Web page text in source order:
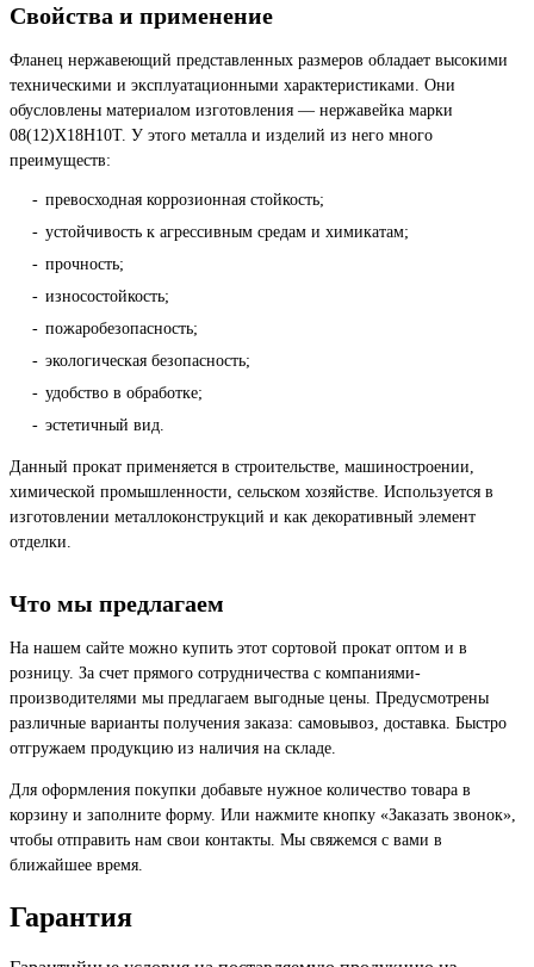
Свойства и применение
Фланец нержавеющий представленных размеров обладает высокими
техническими и эксплуатационными характеристиками. Они
обусловлены материалом изготовления — нержавейка марки
08(12)Х18Н10Т. У этого металла и изделий из него много
преимуществ:
превосходная коррозионная стойкость;
устойчивость к агрессивным средам и химикатам;
прочность;
износостойкость;
пожаробезопасность;
экологическая безопасность;
удобство в обработке;
эстетичный вид.
Данный прокат применяется в строительстве, машиностроении,
химической промышленности, сельском хозяйстве. Используется в
изготовлении металлоконструкций и как декоративный элемент
отделки.
Что мы предлагаем
На нашем сайте можно купить этот сортовой прокат оптом и в
розницу. За счет прямого сотрудничества с компаниями-
производителями мы предлагаем выгодные цены. Предусмотрены
различные варианты получения заказа: самовывоз, доставка. Быстро
отгружаем продукцию из наличия на складе.
Для оформления покупки добавьте нужное количество товара в
корзину и заполните форму. Или нажмите кнопку «Заказать звонок»,
чтобы отправить нам свои контакты. Мы свяжемся с вами в
ближайшее время.
Гарантия